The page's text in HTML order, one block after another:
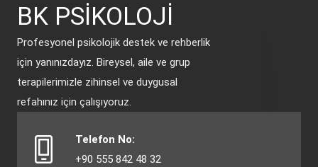
BK PSİKOLOJİ
Profesyonel psikolojik destek ve rehberlik
için yanınızdayız. Bireysel, aile ve grup
terapilerimizle zihinsel ve duygusal
refahınız için çalışıyoruz.
Telefon No:
+90 555 842 48 32